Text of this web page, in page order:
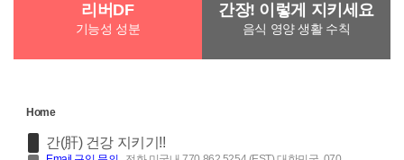
리버DF
기능성 성분
간장! 이렇게 지키세요
음식 영양 생활 수칙
Home
간(肝) 건강 지키기!!